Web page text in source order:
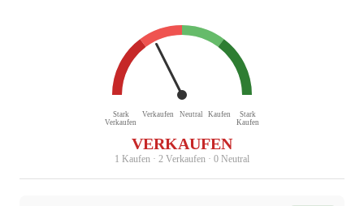
Stark
Verkaufen
Verkaufen Neutral Kaufen
Stark
Kaufen
VERKAUFEN
1 Kaufen · 2 Verkaufen · 0 Neutral